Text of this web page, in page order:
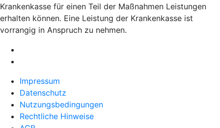
Krankenkasse für einen Teil der Maßnahmen Leistungen
erhalten können. Eine Leistung der Krankenkasse ist
vorrangig in Anspruch zu nehmen.
Impressum
Datenschutz
Nutzungsbedingungen
Rechtliche Hinweise